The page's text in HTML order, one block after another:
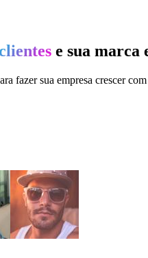
e sua marca
fazer sua empresa crescer